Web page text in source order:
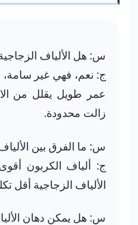
س: هل الألياف
ج: نعم، فهي غير سامة،
عمر طويل يقلل من
زالت محدودة.
س: ما الفرق بين
ج: ألياف الكربون
الألياف الزجاجية أقل
س: هل يمكن دهان